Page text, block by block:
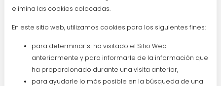
elimina las cookies colocadas.
En este sitio web, utilizamos cookies para los siguientes fines:
para determinar si ha visitado el Sitio Web
anteriormente y para informarle de la información que
ha proporcionado durante una visita anterior,
para ayudarle lo más posible en la búsqueda de una